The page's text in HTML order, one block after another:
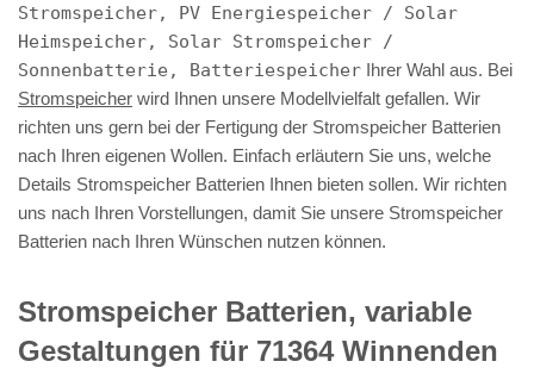
Stromspeicher, PV Energiespeicher / Solar
Heimspeicher, Solar Stromspeicher /
Sonnenbatterie, Batteriespeicher Ihrer Wahl aus. Bei
Stromspeicher wird Ihnen unsere Modellvielfalt gefallen. Wir
richten uns gern bei der Fertigung der Stromspeicher Batterien
nach Ihren eigenen Wollen. Einfach erläutern Sie uns, welche
Details Stromspeicher Batterien Ihnen bieten sollen. Wir richten
uns nach Ihren Vorstellungen, damit Sie unsere Stromspeicher
Batterien nach Ihren Wünschen nutzen können.
Stromspeicher Batterien, variable
Gestaltungen für 71364 Winnenden